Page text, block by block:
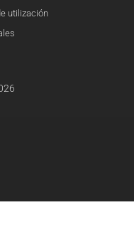
utilización